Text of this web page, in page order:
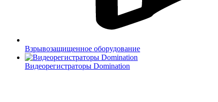
Взрывозащищенное оборудование
Видеорегистраторы Domination